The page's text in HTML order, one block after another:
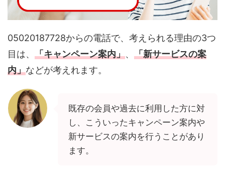
05020187728からの電話で、考えられる理由の3つ
目は、 「キャンペーン案内」、 「新サービスの案
内」などが考えれます。
既存の会員や過去に利用した方に対
し、こういったキャンペーン案内や
新サービスの案内を行うことがあり
ます。